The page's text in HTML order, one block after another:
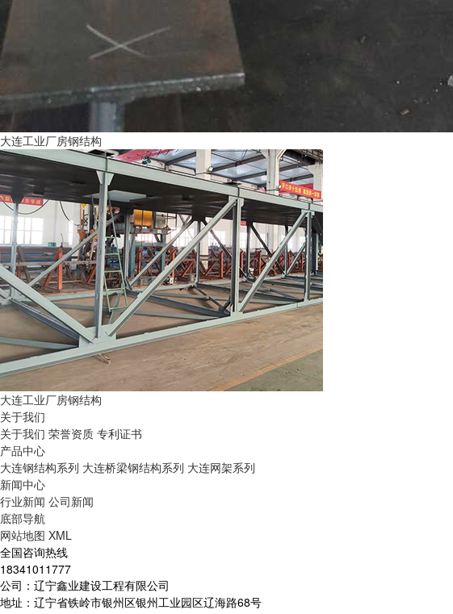
大连工业厂房钢结构
大连工业厂房钢结构
关于我们
关于我们 荣誉资质 专利证书
产品中心
大连钢结构系列 大连桥梁钢结构系列 大连网架系列
新闻中心
行业新闻 公司新闻
底部导航
网站地图 XML
全国咨询热线
18341011777
公司：辽宁鑫业建设工程有限公司
地址：辽宁省铁岭市银州区银州工业园区辽海路68号